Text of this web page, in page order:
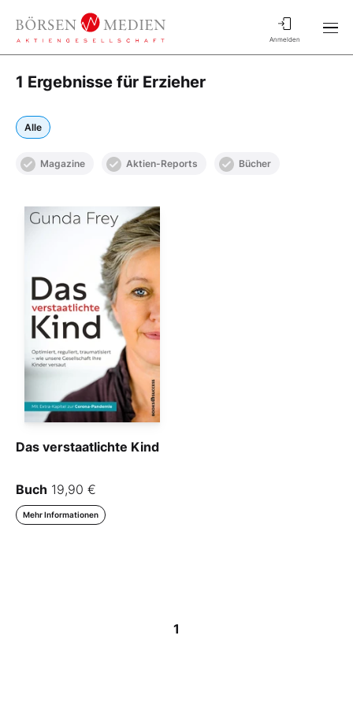
Anmelden
1 Ergebnisse für Erzieher
Alle
Magazine Aktien-Reports Bücher
Das verstaatlichte Kind
Buch 19,90 €
Mehr Informationen
1